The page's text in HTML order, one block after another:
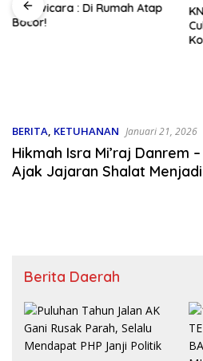
Tunawicara : Di Rumah Atap
Bocor!
BERITA, KETUHANAN Januari 21, 2026
Hikmah Isra Mi’raj Danrem
Ajak Jajaran Shalat
Berita Daerah